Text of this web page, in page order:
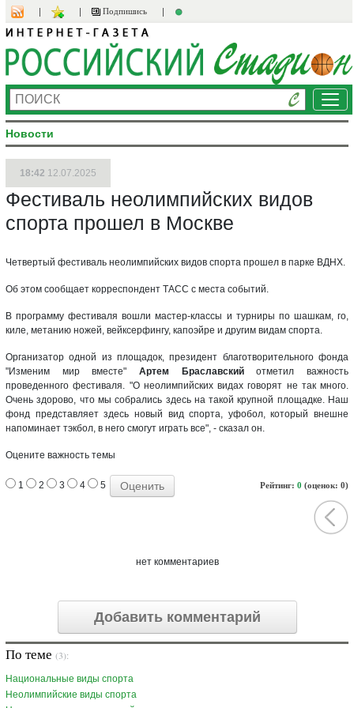
Подпишись
Новости
18:42 12.07.2025
Фестиваль неолимпийских видов
спорта прошел в Москве
Четвертый фестиваль неолимпийских видов спорта прошел в парке ВДНХ.
Об этом сообщает корреспондент ТАСС с места событий.
В программу фестиваля вошли мастер-классы и турниры по шашкам, го,
киле, метанию ножей, вейксерфингу, капоэйре и другим видам спорта.
Организатор одной из площадок, президент благотворительного фонда
"Изменим мир вместе" Артем Браславскийотметил важность
проведенного фестиваля. "О неолимпийских видах говорят не так много.
Очень здорово, что мы собрались здесь на такой крупной площадке. Наш
фонд представляет здесь новый вид спорта, уфобол, который внешне
напоминает тэкбол, в него смогут играть все", - сказал он.
Оцените важность темы
Рейтинг: 0 (оценок: 0)
1 2 3 4 5
нет комментариев
Добавить комментарий
По теме (3):
Национальные виды спорта
Неолимпийские виды спорта